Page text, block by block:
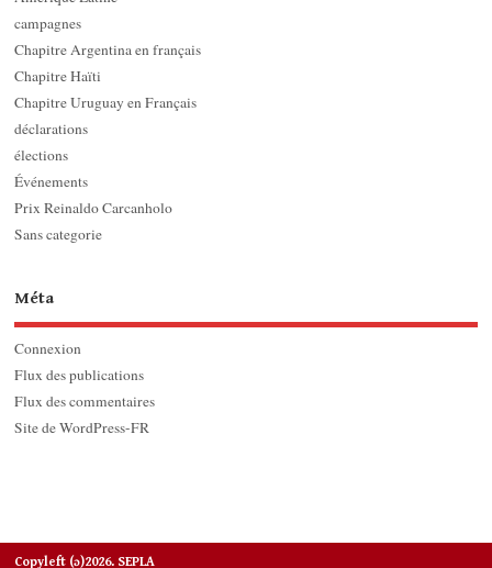
campagnes
Chapitre Argentina en français
Chapitre Haïti
Chapitre Uruguay en Français
déclarations
élections
Événements
Prix Reinaldo Carcanholo
Sans categorie
Méta
Connexion
Flux des publications
Flux des commentaires
Site de WordPress-FR
Copyleft (ɔ)2026. SEPLA